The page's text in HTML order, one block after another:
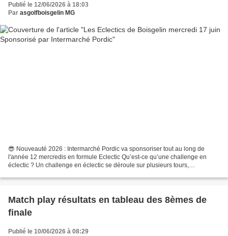
Publié le 12/06/2026 à 18:03
Par asgolfboisgelin MG
😎 Nouveauté 2026 : Intermarché Pordic va sponsoriser tout au long de
l'année 12 mercredis en formule Eclectic Qu’est-ce qu’une challenge en
éclectic ? Un challenge en éclectic se déroule sur plusieurs tours,
Match play résultats en tableau des 8èmes de
finale
Publié le 10/06/2026 à 08:29